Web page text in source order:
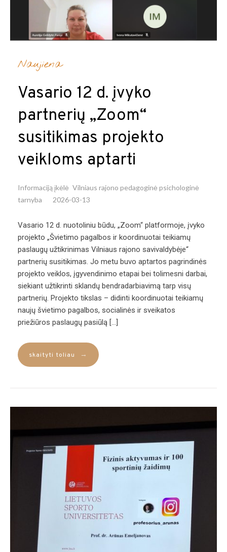
Naujiena
Vasario 12 d. įvyko
partnerių „Zoom“
susitikimas projekto
veikloms aptarti
Informaciją įkėlė Vilniaus rajono pedagoginė psichologinė
tarnyba
2026-03-13
Vasario 12 d. nuotoliniu būdu, „Zoom“ platformoje, įvyko
projekto „Švietimo pagalbos ir koordinuotai teikiamų
paslaugų užtikrinimas Vilniaus rajono savivaldybėje“
partnerių susitikimas. Jo metu buvo aptartos pagrindinės
projekto veiklos, įgyvendinimo etapai bei tolimesni darbai,
siekiant užtikrinti sklandų bendradarbiavimą tarp visų
partnerių. Projekto tikslas – didinti koordinuotai teikiamų
naujų švietimo pagalbos, socialinės ir sveikatos
priežiūros paslaugų pasiūlą […]
skaityti toliau →